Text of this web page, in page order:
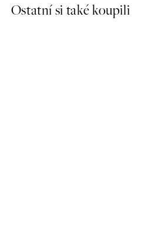
Ostatní si také koupili